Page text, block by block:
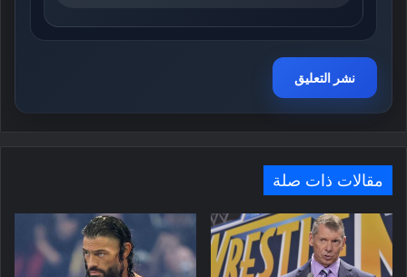
مقالات ذات صلة